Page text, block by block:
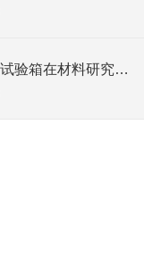
瞬间温度冲击试验箱在材料研究领域中具有重要意义